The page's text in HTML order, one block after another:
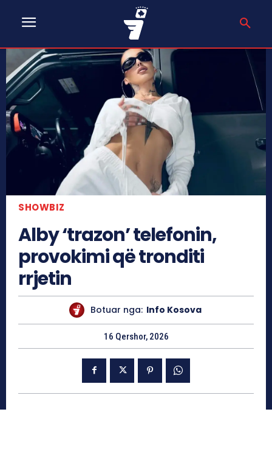
SHOWBIZ
Alby ‘trazon’ telefonin,
provokimi që tronditi
rrjetin
Botuar nga: Info Kosova
16 Qershor, 2026